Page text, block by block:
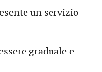
un servizio
graduale e